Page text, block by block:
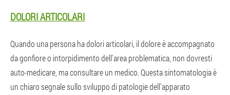
DOLORI ARTICOLARI
Quando una persona ha dolori articolari, il dolore è accompagnato
da gonfiore o intorpidimento dell'area problematica, non dovresti
auto-medicare, ma consultare un medico. Questa sintomatologia è
un chiaro segnale sullo sviluppo di patologie dell'apparato